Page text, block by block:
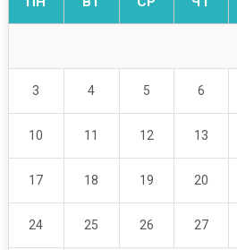
3 4 5 6
10 11 12 13
17 18 19 20
24 25 26 27